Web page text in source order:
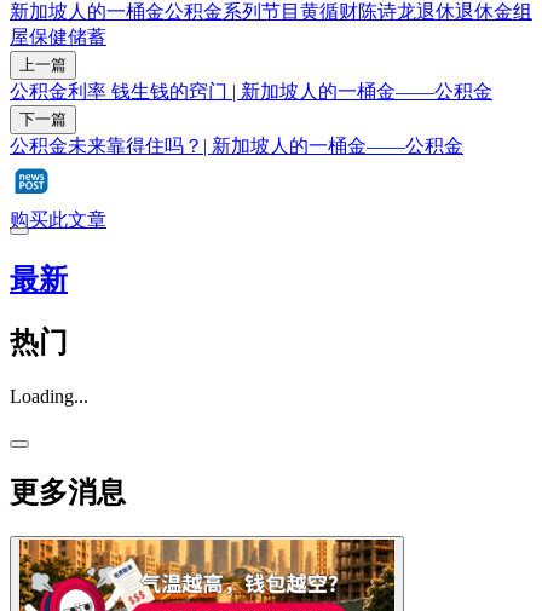
新加坡人的一桶金公积金系列节目 黄循财陈诗龙退休退休金组
屋保健储蓄
上一篇
公积金利率 钱生钱的窍门 | 新加坡人的一桶金——公积金
下一篇
公积金未来靠得住吗？| 新加坡人的一桶金——公积金
购买此文章
最新
热门
Loading...
更多消息